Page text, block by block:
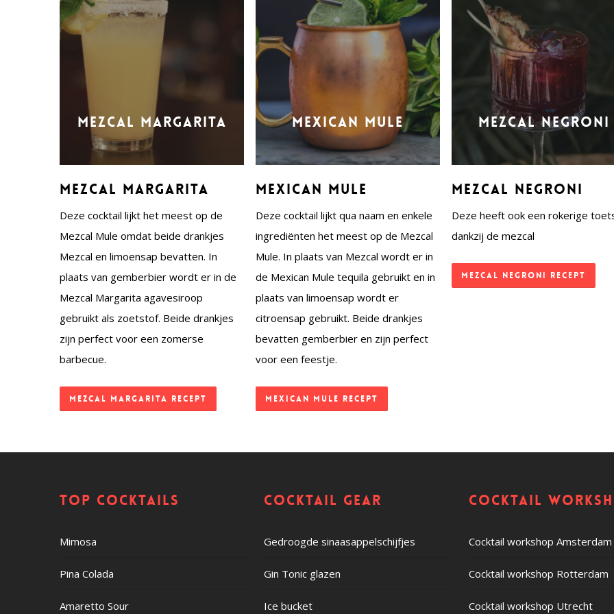
Mezcal Margarita
Mezcal Margarita
Deze cocktail lijkt het meest op de
Mezcal Mule omdat beide drankjes
Mezcal en limoensap bevatten. In
plaats van gemberbier wordt er in de
Mezcal Margarita agavesiroop
gebruikt als zoetstof. Beide drankjes
zijn perfect voor een zomerse
barbecue.
Mezcal Margarita recept
Mexican Mule
Mexican Mule
Deze cocktail lijkt qua naam en enkele
ingrediënten het meest op de Mezcal
Mule. In plaats van Mezcal wordt er in
de Mexican Mule tequila gebruikt en in
plaats van limoensap wordt er
citroensap gebruikt. Beide drankjes
bevatten gemberbier en zijn perfect
voor een feestje.
Mexican Mule recept
Mezcal Negroni
Mezcal Negroni
Deze heeft ook een rokerige
dankzij de mezcal
Mezcal Negroni recept
Top cocktails
Mimosa
Pina Colada
Amaretto Sour
Cocktail gear
Gedroogde sinaasappelschijfjes
Gin Tonic glazen
Ice bucket
Cocktail
Cocktail workshop Amsterdam
Cocktail workshop Rotterdam
Cocktail workshop Utrecht